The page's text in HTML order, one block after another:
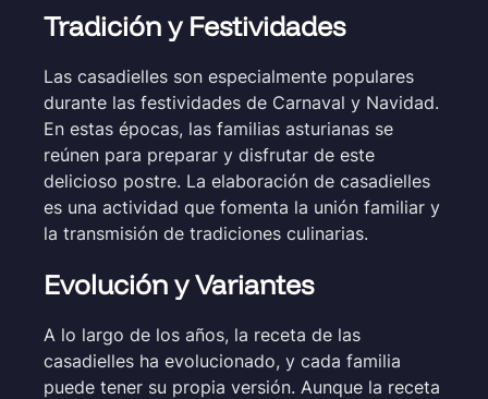
Tradición y Festividades
Las casadielles son especialmente populares
durante las festividades de Carnaval y Navidad.
En estas épocas, las familias asturianas se
reúnen para preparar y disfrutar de este
delicioso postre. La elaboración de casadielles
es una actividad que fomenta la unión familiar y
la transmisión de tradiciones culinarias.
Evolución y Variantes
A lo largo de los años, la receta de las
casadielles ha evolucionado, y cada familia
puede tener su propia versión. Aunque la receta